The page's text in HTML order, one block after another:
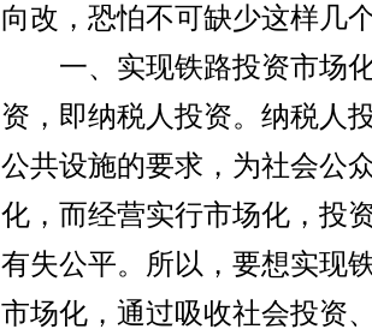
向改，恐怕不可缺少这样几
一、实现铁路投资市场化
资，即纳税人投资。纳税人
公共设施的要求，为社会公
化，而经营实行市场化，投
有失公平。所以，要想实现
市场化，通过吸收社会投资